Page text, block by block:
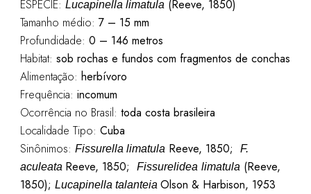
ESPÉCIE: Lucapinella limatula(Reeve, 1850)
Tamanho médio: 7 – 15 mm
Profundidade: 0 – 146 metros
Habitat: sob rochas e fundos com fragmentos de conchas
Alimentação: herbívoro
Frequência: incomum
Ocorrência no Brasil: toda costa brasileira
Localidade Tipo: Cuba
Sinônimos: Fissurella limatulaReeve, 1850;
F.
aculeata Reeve, 1850; Fissurelidea limatula(Reeve,
1850); Lucapinella talanteia Olson & Harbison, 1953